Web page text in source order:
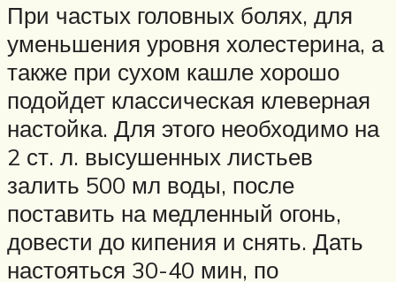
При частых головных болях, для
уменьшения уровня холестерина, а
также при сухом кашле хорошо
подойдет классическая клеверная
настойка. Для этого необходимо на
2 ст. л. высушенных листьев
залить 500 мл воды, после
поставить на медленный огонь,
довести до кипения и снять. Дать
настояться 30-40 мин, по